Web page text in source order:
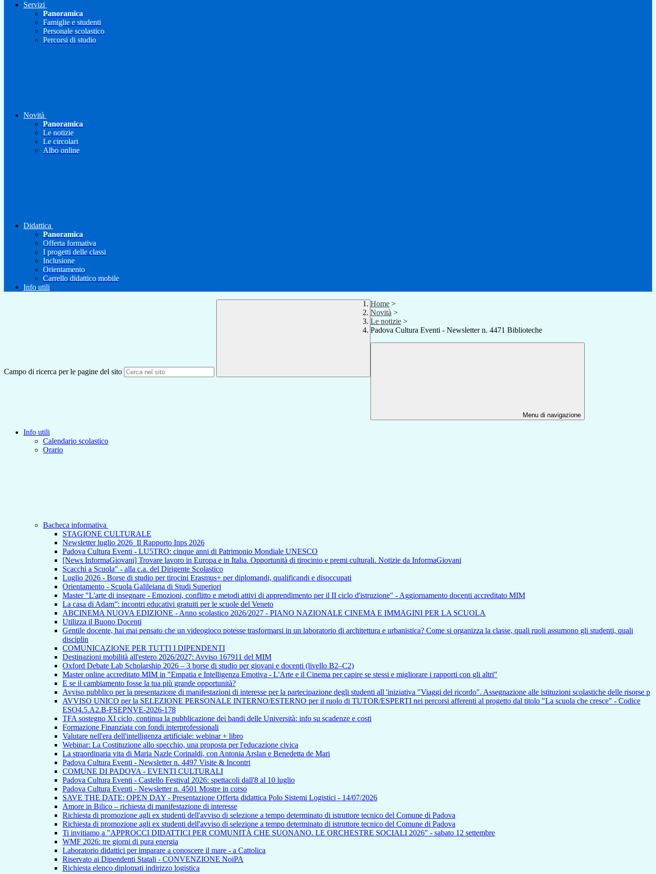
Servizi
Panoramica
Famiglie e studenti
Personale scolastico
Percorsi di studio
Novità
Panoramica
Le notizie
Le circolari
Albo online
Didattica
Panoramica
Offerta formativa
I progetti delle classi
Inclusione
Orientamento
Carrello didattico mobile
Info utili
Campo di ricerca per le pagine del sito
Home >
Novità >
Le notizie >
Padova Cultura Eventi - Newsletter n. 4471 Biblioteche
Menu di navigazione
Info utili
Calendario scolastico
Orario
Bacheca informativa
STAGIONE CULTURALE
Newsletter luglio 2026_Il Rapporto Inps 2026
Padova Cultura Eventi - LU5TRO: cinque anni di Patrimonio Mondiale UNESCO
[News InformaGiovani] Trovare lavoro in Europa e in Italia. Opportunità di tirocinio e premi culturali. Notizie da InformaGiovani
Scacchi a Scuola" - alla c.a. del Dirigente Scolastico
Luglio 2026 - Borse di studio per tirocini Erasmus+ per diplomandi, qualificandi e disoccupati
Orientamento - Scuola Galileiana di Studi Superiori
Master "L'arte di insegnare - Emozioni, conflitto e metodi attivi di apprendimento per il II ciclo d'istruzione" - Aggiornamento docenti accreditato MIM
La casa di Adam”: incontri educativi gratuiti per le scuole del Veneto
ABCINEMA NUOVA EDIZIONE - Anno scolastico 2026/2027 - PIANO NAZIONALE CINEMA E IMMAGINI PER LA SCUOLA
Utilizza il Buono Docenti
Gentile docente, hai mai pensato che un videogioco potesse trasformarsi in un laboratorio di architettura e urbanistica? Come si organizza la classe, quali ruoli assumono gli studenti, quali
disciplin
COMUNICAZIONE PER TUTTI I DIPENDENTI
Destinazioni mobilità all'estero 2026/2027: Avviso 167911 del MIM
Oxford Debate Lab Scholarship 2026 – 3 borse di studio per giovani e docenti (livello B2–C2)
Master online accreditato MIM in "Empatia e Intelligenza Emotiva - L'Arte e il Cinema per capire se stessi e migliorare i rapporti con gli altri"
E se il cambiamento fosse la tua più grande opportunità?
Avviso pubblico per la presentazione di manifestazioni di interesse per la partecipazione degli studenti all 'iniziativa "Viaggi del ricordo". Assegnazione alle istituzioni scolastiche delle risorse p
AVVISO UNICO per la SELEZIONE PERSONALE INTERNO/ESTERNO per il ruolo di TUTOR/ESPERTI nei percorsi afferenti al progetto dal titolo "La scuola che cresce" - Codice
ESO4.5.A2.B-FSEPNVE-2026-178
TFA sostegno XI ciclo, continua la pubblicazione dei bandi delle Università: info su scadenze e costi
Formazione Finanziata con fondi interprofessionali
Valutare nell'era dell'intelligenza artificiale: webinar + libro
Webinar: La Costituzione allo specchio, una proposta per l'educazione civica
La straordinaria vita di Maria Nazle Corinaldi, con Antonia Arslan e Benedetta de Mari
Padova Cultura Eventi - Newsletter n. 4497 Visite & Incontri
COMUNE DI PADOVA - EVENTI CULTURALI
Padova Cultura Eventi - Castello Festival 2026: spettacoli dall'8 al 10 luglio
Padova Cultura Eventi - Newsletter n. 4501 Mostre in corso
SAVE THE DATE: OPEN DAY - Presentazione Offerta didattica Polo Sistemi Logistici - 14/07/2026
Amore in Bilico – richiesta di manifestazione di interesse
Richiesta di promozione agli ex studenti dell'avviso di selezione a tempo determinato di istruttore tecnico del Comune di Padova
Richiesta di promozione agli ex studenti dell'avviso di selezione a tempo determinato di istruttore tecnico del Comune di Padova
Ti invitiamo a "APPROCCI DIDATTICI PER COMUNITÀ CHE SUONANO. LE ORCHESTRE SOCIALI 2026" - sabato 12 settembre
WMF 2026: tre giorni di pura energia
Laboratorio didattici per imparare a conoscere il mare - a Cattolica
Riservato ai Dipendenti Statali - CONVENZIONE NoiPA
Richiesta elenco diplomati indirizzo logistica